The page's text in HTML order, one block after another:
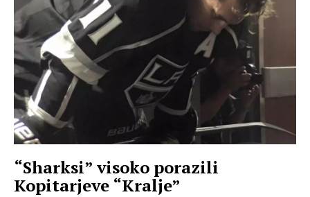
“Sharksi” visoko porazili
Kopitarjeve “Kralje”